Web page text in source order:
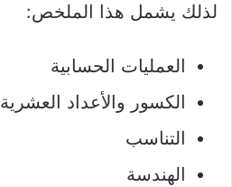
لذلك يشمل هذا الملخص:
العمليات الحسابية
الكسور والأعداد العشرية
التناسب
الهندسة